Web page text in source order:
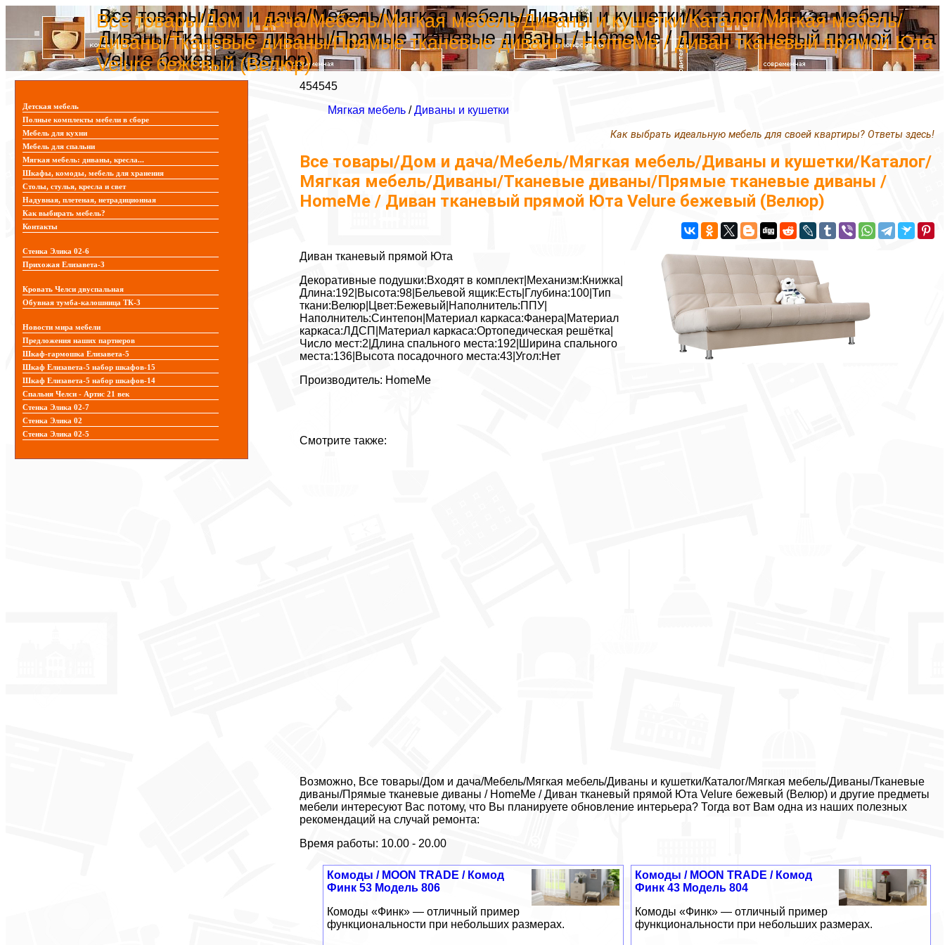
Все товары/Дом и дача/Мебель/Мягкая мебель/Диваны и кушетки/Каталог/Мягкая мебель/
Диваны/Тканевые диваны/Прямые тканевые диваны / HomeMe / Диван тканевый прямой Юта
Velure бежевый (Велюр)
Все товары/Дом и дача/Мебель/Мягкая мебель/Диваны и кушетки/Каталог/Мягкая мебель/
Диваны/Тканевые диваны/Прямые тканевые диваны / HomeMe / Диван тканевый прямой Юта
Velure бежевый (Велюр)
454545
Мягкая мебель /Диваны и кушетки
Как выбрать идеальную мебель для своей квартиры? Ответы здесь!
Все товары/Дом и дача/Мебель/Мягкая мебель/Диваны и кушетки/Каталог/
Мягкая мебель/Диваны/Тканевые диваны/Прямые тканевые диваны /
HomeMe / Диван тканевый прямой Юта Velure бежевый (Велюр)
Диван тканевый прямой Юта
Декоративные подушки:Входят в комплект|Механизм:Книжка|
Длина:192|Высота:98|Бельевой ящик:Есть|Глубина:100|Тип
ткани:Велюр|Цвет:Бежевый|Наполнитель:ППУ|
Наполнитель:Синтепон|Материал каркаса:Фанера|Материал
каркаса:ЛДСП|Материал каркаса:Ортопедическая решётка|
Число мест:2|Длина спального места:192|Ширина спального
места:136|Высота посадочного места:43|Угол:Нет
Производитель: HomeMe
Смотрите также:
Возможно, Все товары/Дом и дача/Мебель/Мягкая мебель/Диваны и кушетки/Каталог/Мягкая мебель/Диваны/Тканевые
диваны/Прямые тканевые диваны / HomeMe / Диван тканевый прямой Юта Velure бежевый (Велюр) и другие предметы
мебели интересуют Вас потому, что Вы планируете обновление интерьера? Тогда вот Вам одна из наших полезных
рекомендаций на случай ремонта:
Время работы: 10.00 - 20.00
Комоды / MOON TRADE / Комод
Финк 43 Модель 804
Комоды «Финк» — отличный пример
функциональности при небольших размерах.
Комоды / MOON TRADE / Комод
Финк 53 Модель 806
Комоды «Финк» — отличный пример
функциональности при небольших размерах.
Детская мебель
Полные комплекты мебели в сборе
Мебель для кухни
Мебель для спальни
Мягкая мебель: диваны, кресла...
Шкафы, комоды, мебель для хранения
Столы, стулья, кресла и свет
Надувная, плетеная, нетрадиционная
Как выбирать мебель?
Контакты
Стенка Элика 02-6
Прихожая Елизавета-3
Кровать Челси двуспальная
Обувная тумба-калошница ТК-3
Новости мира мебели
Предложения наших партнеров
Шкаф-гармошка Елизавета-5
Шкаф Елизавета-5 набор шкафов-15
Шкаф Елизавета-5 набор шкафов-14
Спальня Челси - Артис 21 век
Стенка Элика 02-7
Стенка Элика 02
Стенка Элика 02-5